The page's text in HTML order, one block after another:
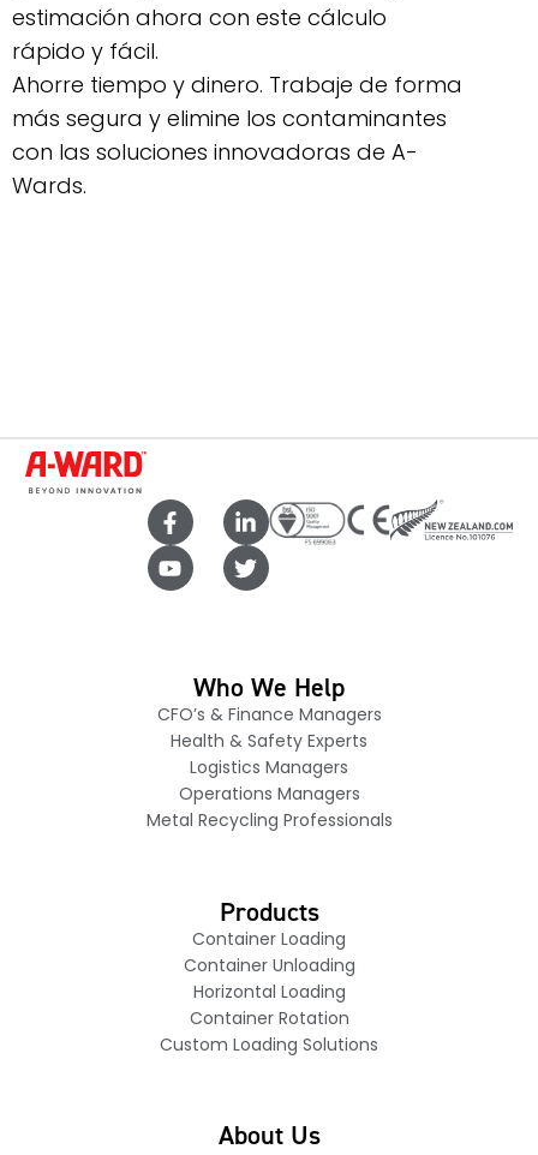
estimación ahora con este cálculo
rápido y fácil.
Ahorre tiempo y dinero. Trabaje de forma
más segura y elimine los contaminantes
con las soluciones innovadoras de A-
Wards.
Who We Help
CFO’s & Finance Managers
Health & Safety Experts
Logistics Managers
Operations Managers
Metal Recycling Professionals
Products
Container Loading
Container Unloading
Horizontal Loading
Container Rotation
Custom Loading Solutions
About Us